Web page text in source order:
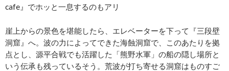
cafe』でホッと一息するのもアリ
崖上からの景色を堪能したら、エレベーターを下って『三段壁
洞窟』へ。波の力によってできた海蝕洞窟で、このあたりを拠
点とし、源平合戦でも活躍した「熊野水軍」の船の隠し場所と
いう伝承も残っているそう。荒波が打ち寄せる洞窟はものすご